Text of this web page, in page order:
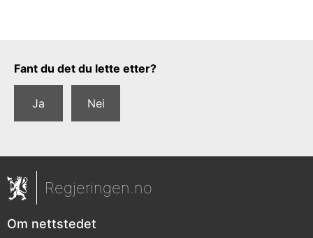
Tilbakemeldingsskjema
Fant du det du lette etter?
Ja Nei
Regjeringen.no
Om nettstedet